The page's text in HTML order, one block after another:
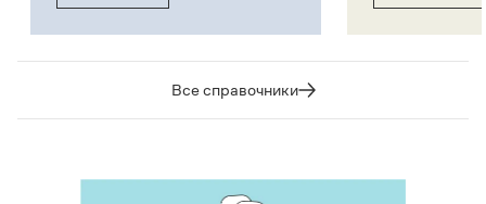
Все справочники